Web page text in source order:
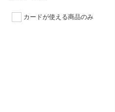
カードが使える商品のみ